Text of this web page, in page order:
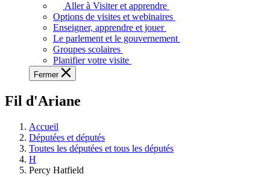
voir,
apprendre
et
à
à
législative.
Aller à Visiter et apprendre
Options de visites et webinaires
Enseigner, apprendre et jouer
Le parlement et le gouvernement
Groupes scolaires
Planifier votre visite
Fermer
Fil d'Ariane
Accueil
Députées et députés
Toutes les députées et tous les députés
H
Percy Hatfield